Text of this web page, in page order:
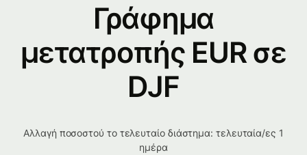
Γράφημα
μετατροπής EUR σε
DJF
Αλλαγή ποσοστού το τελευταίο διάστημα: τελευταία/ες 1
ημέρα